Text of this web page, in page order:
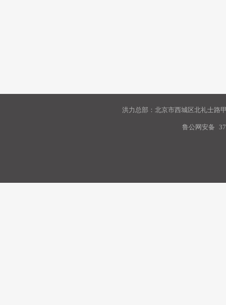
洪力总部：北京市西城区北礼士路
鲁公网安备